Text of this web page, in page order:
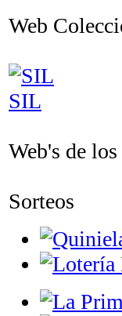
Web
SIL
Web's de
Sorteos